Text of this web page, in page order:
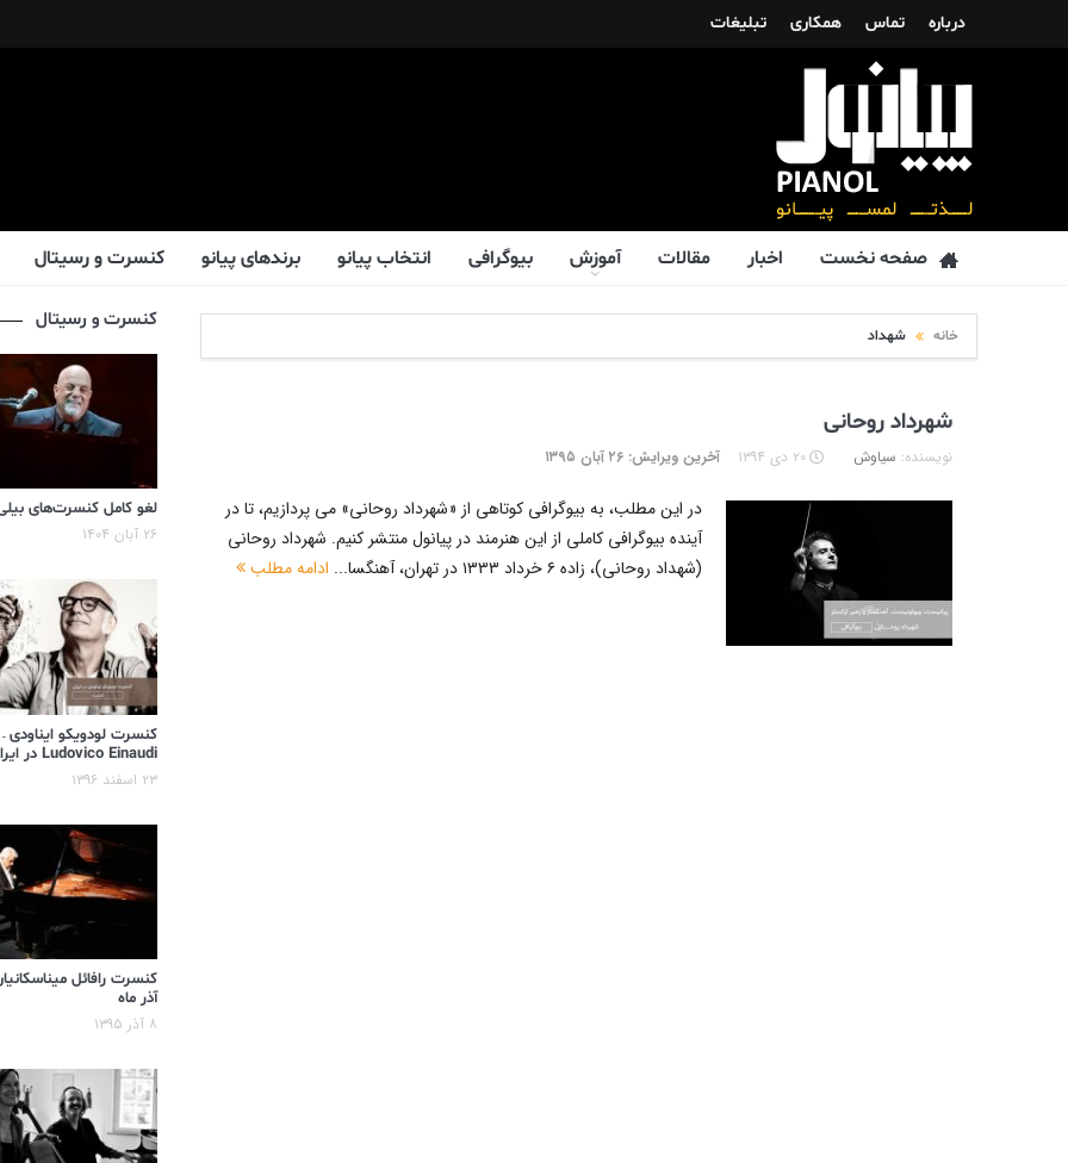
درباره تماس همکاری تبلیغات
صفحه نخست اخبار مقالات آموزش بیوگرافی انتخاب پیانو برندهای پیانو کنسرت و رسیتال
خانه شهداد
شهرداد روحانی
نویسنده: سیاوش ۲۰ دی ۱۳۹۴ آخرین ویرایش: ۲۶ آبان ۱۳۹۵
در این مطلب، به بیوگرافی کوتاهی از «شهرداد روحانی» می پردازیم، تا در
آینده بیوگرافی کاملی از این هنرمند در پیانول منتشر کنیم. شهرداد روحانی
(شهداد روحانی)، زاده ۶ خرداد ۱۳۳۳ در تهران، آهنگسا...
ادامه مطلب
کنسرت و رسیتال
لغو کامل کنسرت‌های
۲۶ آبان ۱۴۰۴
کنسرت لودویکو ایناودی –
Ludovico Einaudi در ایران
۲۳ اسفند ۱۳۹۶
کنسرت رافائل
آذر ماه
۸ آذر ۱۳۹۵